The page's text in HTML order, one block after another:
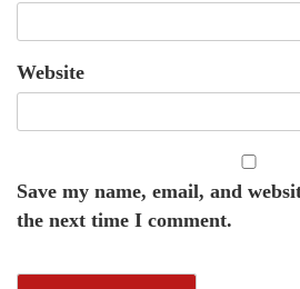
Website
Save my name, email, and
the next time I comment.